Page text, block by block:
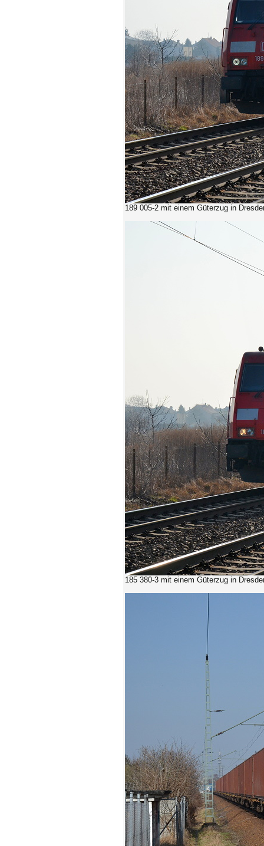
189 005-2 mit einem Güterzug in
185 380-3 mit einem Güterzug in